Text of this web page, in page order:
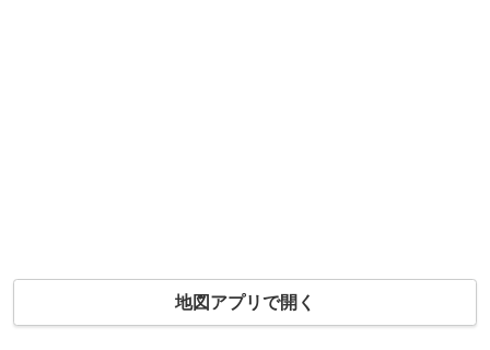
地図アプリで開く